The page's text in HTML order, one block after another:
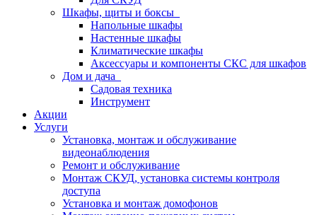
Шкафы, щиты и боксы
Напольные шкафы
Настенные шкафы
Климатические шкафы
Аксессуары и компоненты СКС для шкафов
Дом и дача
Садовая техника
Инструмент
Акции
Услуги
Установка, монтаж и обслуживание
видеонаблюдения
Ремонт и обслуживание
Монтаж СКУД, установка системы контроля
доступа
Установка и монтаж домофонов